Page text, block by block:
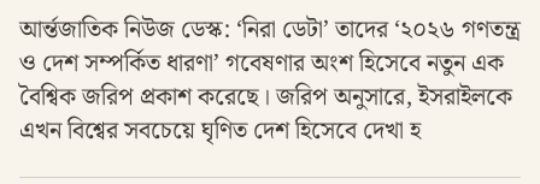
আর্ন্তজাতিক নিউজ ডেস্ক: ‘নিরা ডেটা’ তাদের ‘২০২৬ গণতন্ত্র
ও দেশ সম্পর্কিত ধারণা’ গবেষণার অংশ হিসেবে নতুন এক
বৈশ্বিক জরিপ প্রকাশ করেছে। জরিপ অনুসারে, ইসরাইলকে
এখন বিশ্বের সবচেয়ে ঘৃণিত দেশ হিসেবে দেখা হ